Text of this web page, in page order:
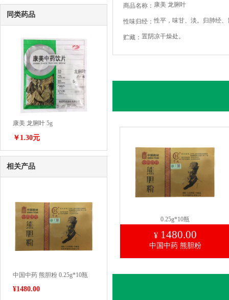
同类药品
康美 龙脷叶 5g
￥1.30元
相关产品
中国中药 熊胆粉 0.25g*10瓶
¥1480.00
商品名称： 康美 龙脷叶
性味归经： 性平，味甘、淡。归肺经、
贮藏： 置阴凉干燥处。
0.25g*10瓶
¥ 1480.00
中国中药 熊胆粉